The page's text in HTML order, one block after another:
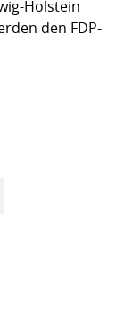
Holstein
den FDP-